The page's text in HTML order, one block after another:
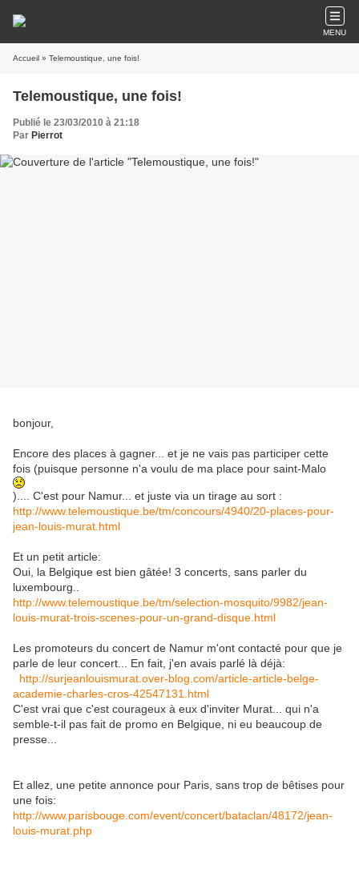
MENU
Accueil » Telemoustique, une fois!
Telemoustique, une fois!
Publié le 23/03/2010 à 21:18
Par Pierrot
bonjour,
Encore des places à gagner... et je ne vais pas participer cette
fois (puisque personne n'a voulu de ma place pour saint-Malo
).... C'est pour Namur... et juste via un tirage au sort :
http://www.telemoustique.be/tm/concours/4940/20-places-pour-
jean-louis-murat.html
Et un petit article:
Oui, la Belgique est bien gâtée! 3 concerts, sans parler du
luxembourg..
http://www.telemoustique.be/tm/selection-mosquito/9982/jean-
louis-murat-trois-scenes-pour-un-grand-disque.html
Les promoteurs du concert de Namur m'ont contacté pour que je
parle de leur concert... En fait, j'en avais parlé là déjà:
http://surjeanlouismurat.over-blog.com/article-article-belge-
academie-charles-cros-42547131.html
C'est vrai que c'est courageux à eux d'inviter Murat... qui n'a
semble-t-il pas fait de promo en Belgique, ni eu beaucoup de
presse...
Et allez, une petite annonce pour Paris, sans trop de bêtises pour
une fois:
http://www.parisbouge.com/event/concert/bataclan/48172/jean-
louis-murat.php